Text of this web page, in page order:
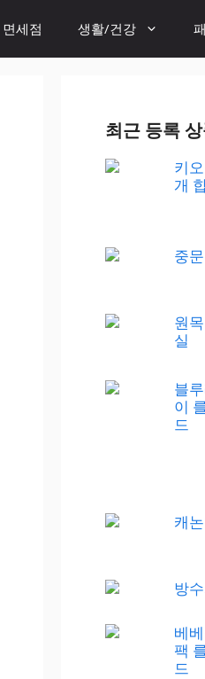
면세점 생활/건강
최근 등록
키
개
중
원
실
블
이
드
캐
방
베
팩
드